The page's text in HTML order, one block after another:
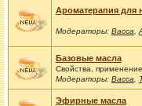
Ароматерапия для
Модераторы: Васса
Базовые масла
Свойства,
Модераторы: Васса
Эфирные масла